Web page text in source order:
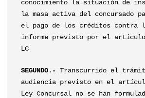
conocimiento la situación de
la masa activa del concursado
el pago de los créditos contra
informe previsto por el
LC
SEGUNDO.- Transcurrido el
audiencia previsto en el
Ley Concursal no se han